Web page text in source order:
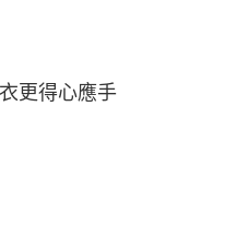
更得心應手